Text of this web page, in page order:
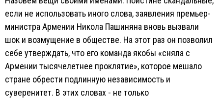
если не использовать иного слова, заявления премьер-
министра Армении Никола Пашиняна вновь вызвали
шок и возмущение в обществе. На этот раз он позволил
себе утверждать, что его команда якобы «сняла с
Армении тысячелетнее проклятие», которое мешало
стране обрести подлинную независимость и
суверенитет. В этих словах - не только